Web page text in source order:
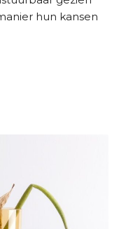
hun kansen